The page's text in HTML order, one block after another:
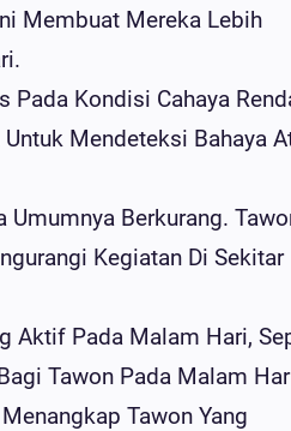
Membuat Mereka Lebih
Pada Kondisi Cahaya
Mendeteksi Bahaya
Berkurang.
Kegiatan Di Sekitar
Aktif Pada Malam Hari,
Tawon Pada Malam
Tawon Yang